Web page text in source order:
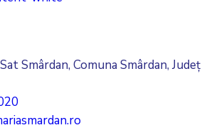
Smârdan, Comuna Smârdan, Județ